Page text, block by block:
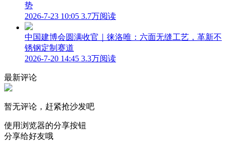
势
2026-7-23 10:05 3.7万阅读
中国建博会圆满收官｜徕洛唯：六面无缝工艺，革新不
锈钢定制赛道
2026-7-20 14:45 3.3万阅读
最新评论
暂无评论，赶紧抢沙发吧
使用浏览器的分享按钮
分享给好友哦